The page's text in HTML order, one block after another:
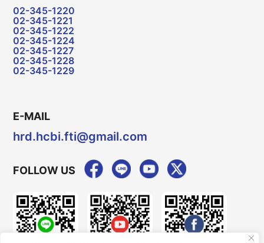
02-345-1220
02-345-1221
02-345-1222
02-345-1224
02-345-1227
02-345-1228
02-345-1229
E-MAIL
hrd.hcbi.fti@gmail.com
FOLLOW US